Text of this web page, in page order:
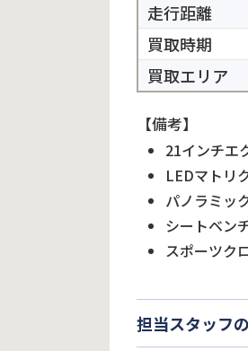
走行距離
買取時期
買取エリア
【備考】
21インチエ
LEDマトリ
パノラミッ
シートベン
スポーツク
担当スタッフ